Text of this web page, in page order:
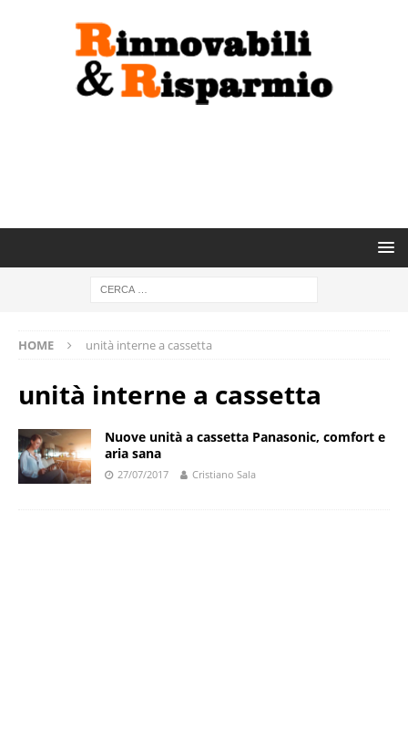
HOME unità interne a cassetta
unità interne a cassetta
Nuove unità a cassetta Panasonic, comfort e
aria sana
27/07/2017 Cristiano Sala